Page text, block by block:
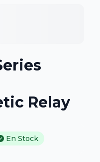
Relay
En Stock